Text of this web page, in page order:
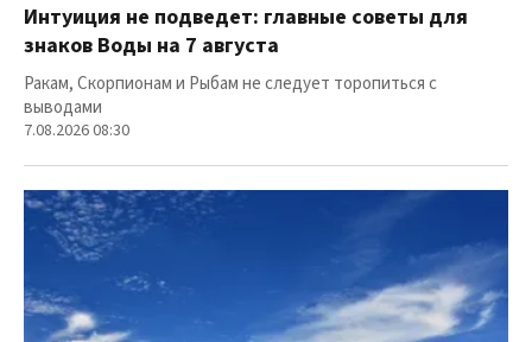
Интуиция не подведет: главные советы для
знаков Воды на 7 августа
Ракам, Скорпионам и Рыбам не следует торопиться с
выводами
7.08.2026 08:30